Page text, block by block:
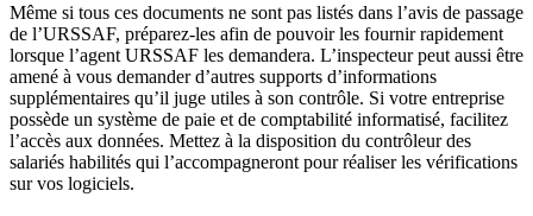
Même si tous ces documents ne sont pas listés dans l’avis de passage
de l’URSSAF, préparez-les afin de pouvoir les fournir rapidement
lorsque l’agent URSSAF les demandera. L’inspecteur peut aussi être
amené à vous demander d’autres supports d’informations
supplémentaires qu’il juge utiles à son contrôle. Si votre entreprise
possède un système de paie et de comptabilité informatisé, facilitez
l’accès aux données. Mettez à la disposition du contrôleur des
salariés habilités qui l’accompagneront pour réaliser les vérifications
sur vos logiciels.